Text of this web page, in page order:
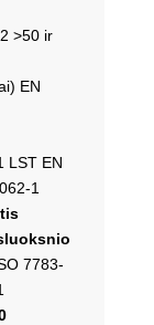
>50 ir
EN
LST EN
1
7783-